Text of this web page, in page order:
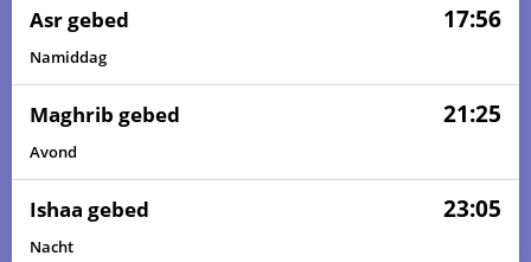
Asr gebed 17:56
Namiddag
Maghrib gebed 21:25
Avond
Ishaa gebed 23:05
Nacht